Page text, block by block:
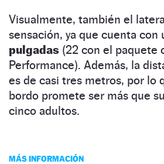
Visualmente, también el
sensación, ya que cuenta con
pulgadas (22 con el paquete
Performance). Además, la
es de casi tres metros, por lo
bordo promete ser más que
cinco adultos.
MÁS INFORMACIÓN